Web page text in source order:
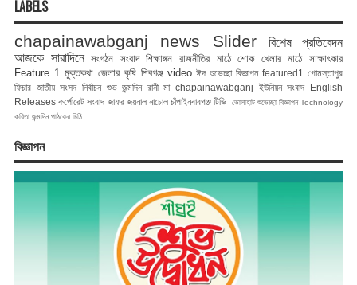
LABELS
chapainawabganj news Slider
বিশেষ প্রতিবেদন
আজকে সারাদিনে সংগঠন সংবাদ শিক্ষাঙ্গন রাজনীতির মাঠে শোক খেলার মাঠে
সাক্ষাৎকার
Feature 1 মুক্তকথা জেলার কৃষি শিবগঞ্জ video ঈদ শুভেচ্ছা বিজ্ঞাপন featured1
গোমস্তাপুর
ফিচার জাতীয় সংসদ নির্বাচন শুভ জন্মদিন রানী মা chapainawabganj ইউনিয়ন সংবাদ English
Releases কর্পোরেট সংবাদ জাফর জয়নাল নাচোল চাঁপাইনবাবগঞ্জ টিভি ভোলাহাট শুভেচ্ছা বিজ্ঞাপন Technology
কবিতা জন্মদিন পাঠকের চিঠি
বিজ্ঞাপন